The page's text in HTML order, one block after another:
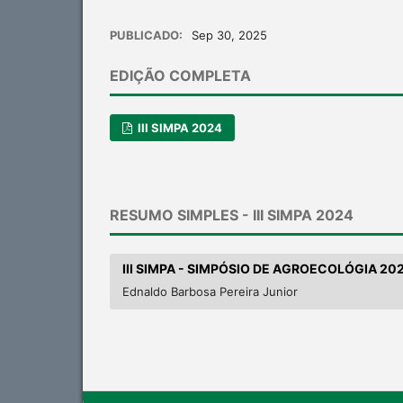
PUBLICADO: Sep 30, 2025
EDIÇÃO COMPLETA
III SIMPA 2024
RESUMO SIMPLES - III SIMPA 2024
III SIMPA - SIMPÓSIO DE AGROECOLÓGIA
Ednaldo Barbosa Pereira Junior